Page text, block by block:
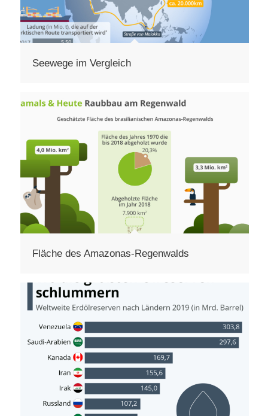
Seewege im Vergleich
Fläche des Amazonas-Regenwalds